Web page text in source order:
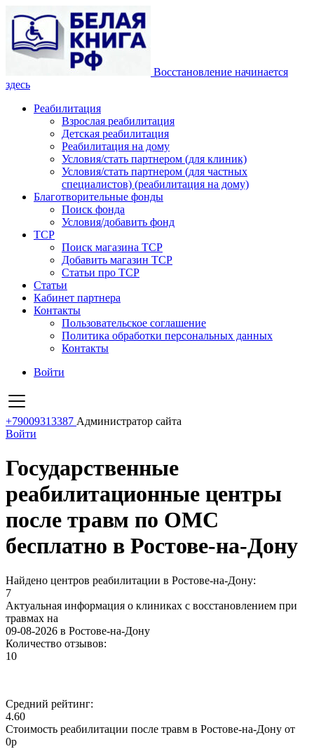
Восстановление начинается
здесь
Реабилитация
Взрослая реабилитация
Детская реабилитация
Реабилитация на дому
Условия/стать партнером (для клиник)
Условия/стать партнером (для частных
специалистов) (реабилитация на дому)
Благотворительные фонды
Поиск фонда
Условия/добавить фонд
ТСР
Поиск магазина ТСР
Добавить магазин ТСР
Статьи про ТСР
Статьи
Кабинет партнера
Контакты
Пользовательское соглашение
Политика обработки персональных данных
Контакты
Войти
+79009313387 Администратор сайта
Войти
Государственные
реабилитационные центры
после травм по ОМС
бесплатно в Ростове-на-Дону
Найдено центров реабилитации в Ростове-на-Дону:
7
Актуальная информация о клиниках с восстановлением при
травмах на
09-08-2026 в Ростове-на-Дону
Количество отзывов:
10
Средний рейтинг:
4.60
Стоимость реабилитации после травм в Ростове-на-Дону от
0р